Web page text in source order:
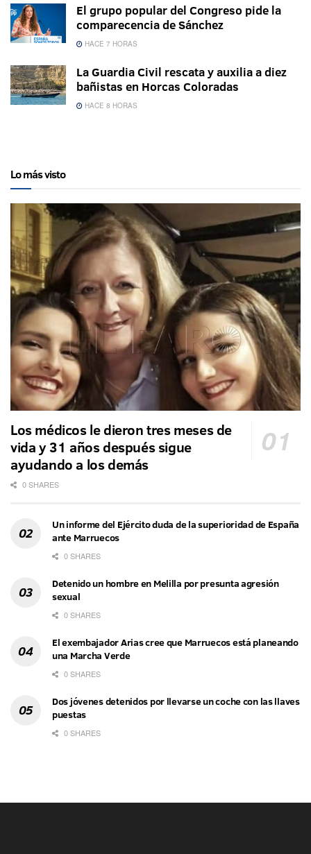
El grupo popular del Congreso pide la
comparecencia de Sánchez
HACE 7 HORAS
La Guardia Civil rescata y auxilia a diez
bañistas en Horcas Coloradas
HACE 8 HORAS
Lo más visto
Los médicos le dieron tres meses de
vida y 31 años después sigue
ayudando a los demás
0 SHARES
Un informe del Ejército duda de la superioridad de España
ante Marruecos
0 SHARES
Detenido un hombre en Melilla por presunta agresión
sexual
0 SHARES
El exembajador Arias cree que Marruecos está planeando
una Marcha Verde
0 SHARES
Dos jóvenes detenidos por llevarse un coche con las llaves
puestas
0 SHARES